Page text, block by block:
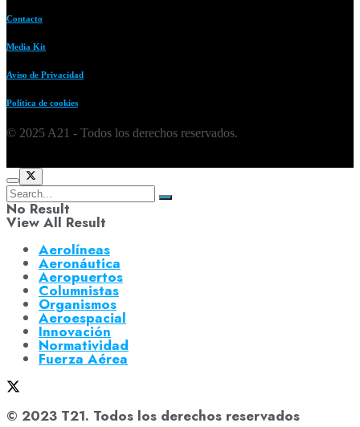
Contacto
Media Kit
Aviso de Privacidad
Política de cookies
© 2025 A21 - Todos los derechos reservados.
No Result
View All Result
Aerolíneas
Aeronáutica
Aeropuertos
Columnistas
Organismos
Aeroespacial
Innovación
Normatividad
Fuerza Aérea
© 2023 T21. Todos los derechos reservados